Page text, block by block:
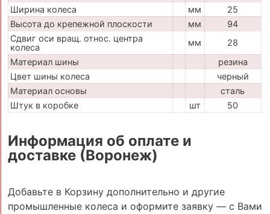
Ширина колеса
мм
25
Высота до крепежной плоскости
мм
94
Сдвиг оси вращ. относ. центра
колеса
мм
28
Материал шины
резина
Цвет шины колеса
черный
Материал основы
сталь
Штук в коробке
шт 50
Информация об оплате и
доставке (Воронеж)
Добавьте в Корзину дополнительно и другие
промышленные колеса и оформите заявку — с Вами